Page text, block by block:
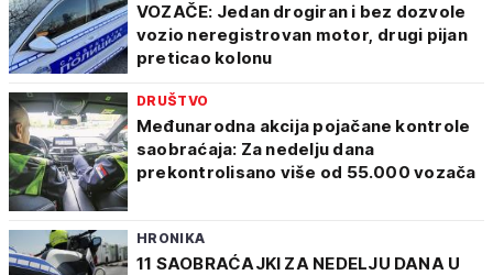
VOZAČE: Jedan drogiran i bez dozvole
vozio neregistrovan motor, drugi pijan
preticao kolonu
DRUŠTVO
Međunarodna akcija pojačane kontrole
saobraćaja: Za nedelju dana
prekontrolisano više od 55.000 vozača
HRONIKA
11 SAOBRAĆAJKI ZA NEDELJU DANA U